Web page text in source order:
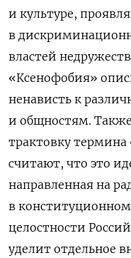
и культуре,
в
властей
«Ксенофобия»
ненависть к
и общностям.
трактовку
считают, что это
направленная на
в
целостности
уделит отдельное